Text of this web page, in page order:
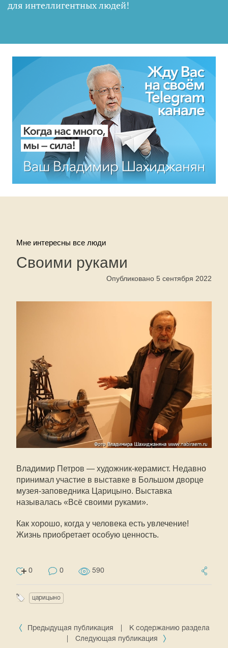
для интеллигентных людей!
Мне интересны все люди
Своими руками
Опубликовано 5 сентября 2022
Владимир Петров — художник-керамист. Недавно
принимал участие в выставке в Большом дворце
музея-заповедника Царицыно. Выставка
называлась «Всё своими руками».
Как хорошо, когда у человека есть увлечение!
Жизнь приобретает особую ценность.
0 0 590
царицыно
Предыдущая публикация
К содержанию раздела
Следующая публикация